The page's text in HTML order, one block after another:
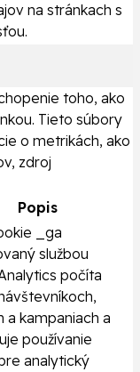
na stránkach s
toho, ako
Tieto súbory
o metrikách, ako
zdroj
Popis
_ga
službou
počíta
a kampaniach a
používanie
analytický